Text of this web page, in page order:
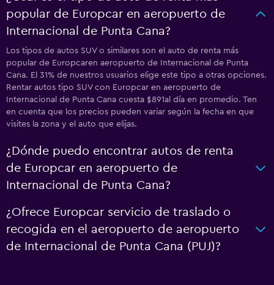
popular de Europcar en aeropuerto de
Internacional de Punta Cana?
Los tipos de autos SUV o similares son el auto de renta más
popular de Europcaren aeropuerto de Internacional de Punta
Cana. El 31% de nuestros usuarios elige este tipo a otras opciones.
Rentar autos tipo SUV con Europcar en aeropuerto de
Internacional de Punta Cana cuesta $891al día en promedio. Ten
en cuenta que los precios pueden variar según la fecha en que
visites la zona y el auto que elijas.
¿Dónde puedo encontrar autos de renta
de Europcar en aeropuerto de
Internacional de Punta Cana?
¿Ofrece Europcar servicio de traslado o
recogida en el aeropuerto de aeropuerto
de Internacional de Punta Cana (PUJ)?